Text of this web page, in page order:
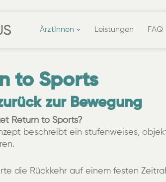
ÄrztInnen Leistungen FAQ
to Sports
zur Bewegung
Return to Sports?
beschreibt ein stufenweises,
die Rückkehr auf einem festen